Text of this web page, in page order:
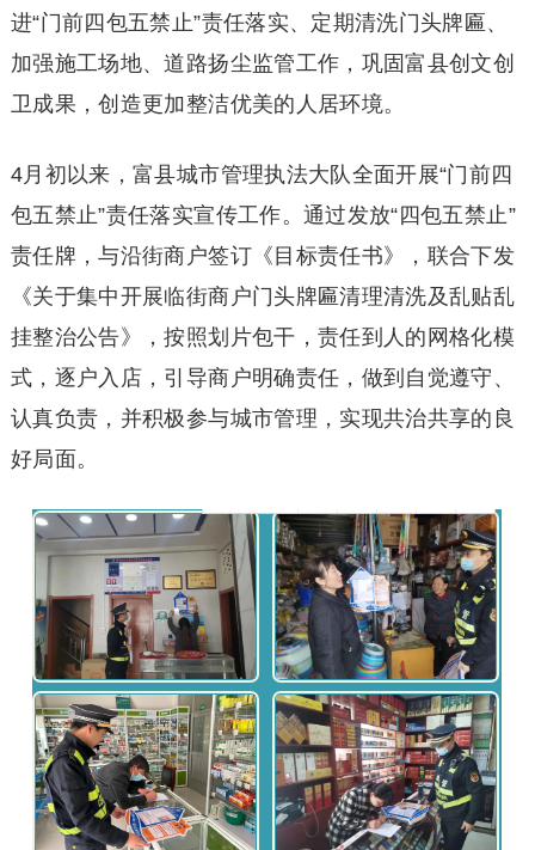
进“门前四包五禁止”责任落实、定期清洗门头牌匾、
加强施工场地、道路扬尘监管工作，巩固富县创文创
卫成果，创造更加整洁优美的人居环境。
4月初以来，富县城市管理执法大队全面开展“门前四
包五禁止”责任落实宣传工作。通过发放“四包五禁止”
责任牌，与沿街商户签订《目标责任书》，联合下发
《关于集中开展临街商户门头牌匾清理清洗及乱贴乱
挂整治公告》，按照划片包干，责任到人的网格化模
式，逐户入店，引导商户明确责任，做到自觉遵守、
认真负责，并积极参与城市管理，实现共治共享的良
好局面。